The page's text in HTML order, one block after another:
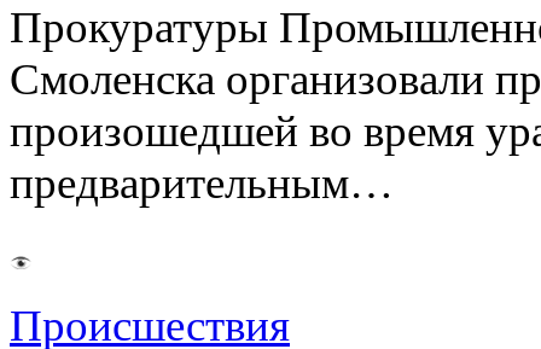
Прокуратуры
Смоленска организовали
произошедшей во время
предварительным…
Происшествия